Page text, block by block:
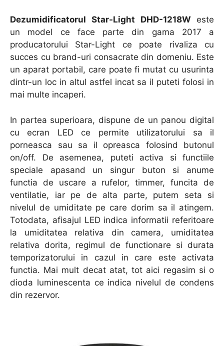
Dezumidificatorul Star-Light DHD-1218W este
un model ce face parte din gama 2017 a
producatorului Star-Light ce poate rivaliza cu
succes cu brand-uri consacrate din domeniu. Este
un aparat portabil, care poate fi mutat cu usurinta
dintr-un loc in altul astfel incat sa il puteti folosi in
mai multe incaperi.
In partea superioara, dispune de un panou digital
cu ecran LED ce permite utilizatorului sa il
porneasca sau sa il opreasca folosind butonul
on/off. De asemenea, puteti activa si functiile
speciale apasand un singur buton si anume
functia de uscare a rufelor, timmer, funcita de
ventilatie, iar pe de alta parte, putem seta si
nivelul de umiditate pe care dorim sa il atingem.
Totodata, afisajul LED indica informatii referitoare
la umiditatea relativa din camera, umiditatea
relativa dorita, regimul de functionare si durata
temporizatorului in cazul in care este activata
functia. Mai mult decat atat, tot aici regasim si o
dioda luminescenta ce indica nivelul de condens
din rezervor.